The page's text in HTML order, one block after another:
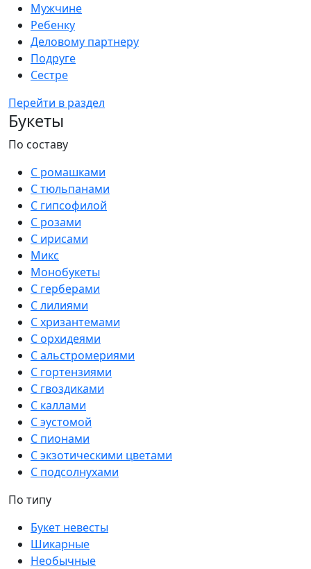
Мужчине
Ребенку
Деловому партнеру
Подруге
Сестре
Перейти в раздел
Букеты
По составу
С ромашками
С тюльпанами
С гипсофилой
С розами
С ирисами
Микс
Монобукеты
С герберами
С лилиями
С хризантемами
С орхидеями
С альстромериями
С гортензиями
С гвоздиками
С каллами
С эустомой
С пионами
С экзотическими цветами
С подсолнухами
По типу
Букет невесты
Шикарные
Необычные